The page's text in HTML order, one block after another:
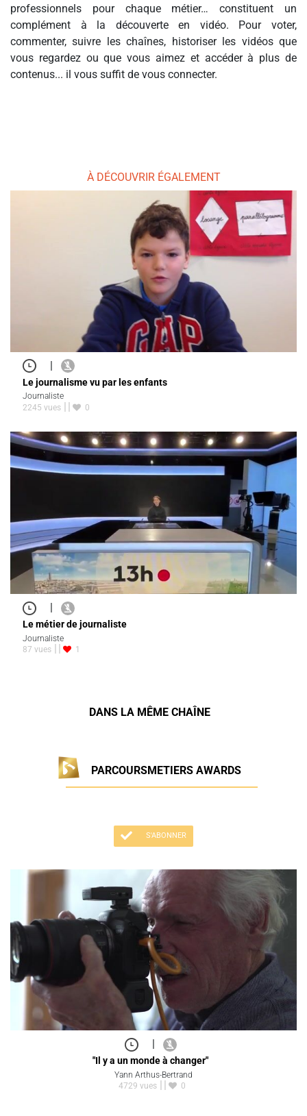
professionnels pour chaque métier… constituent un
complément à la découverte en vidéo. Pour voter,
commenter, suivre les chaînes, historiser les vidéos que
vous regardez ou que vous aimez et accéder à plus de
contenus... il vous suffit de vous connecter.
À DÉCOUVRIR ÉGALEMENT
|
Le journalisme vu par les enfants
Journaliste
2245 vues
0
|
Le métier de journaliste
Journaliste
87 vues
1
DANS LA MÊME CHAÎNE
PARCOURSMETIERS AWARDS
S'ABONNER
"Il y a un monde à changer"
Yann Arthus-Bertrand
4729 vues
0